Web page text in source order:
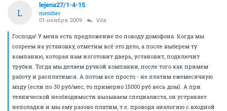
L
lejena27/1-4-15
member
01 ноября 2009 Vila
Господа! У меня есть предложение по поводу домофона. Когда мы
созреем на установку, отметим всё это дело, а после выберем ту
компанию, которая нам изготовит дверь, установит, подключит
трубки. Тогда мы делаем ручкой компании, после того как примем
работу и расплатимся. А потом все просто - не платим ежемесячную
мзду (если по 30 руб/мес, то примерно 15000 руб весь дом). А при
технической необходимости вызываем специалиста, он устраняет
неполадки и мы ему разово платим, т.е. проводя аналогию с входной